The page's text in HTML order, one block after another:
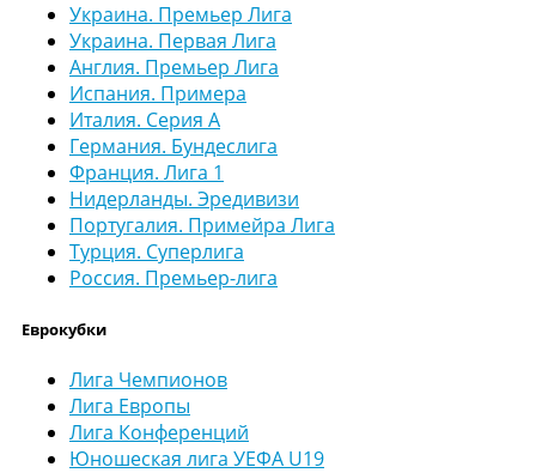
Украина. Премьер Лига
Украина. Первая Лига
Англия. Премьер Лига
Испания. Примера
Италия. Серия А
Германия. Бундеслига
Франция. Лига 1
Нидерланды. Эредивизи
Португалия. Примейра Лига
Турция. Суперлига
Россия. Премьер-лига
Еврокубки
Лига Чемпионов
Лига Европы
Лига Конференций
Юношеская лига УЕФА U19